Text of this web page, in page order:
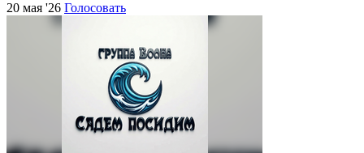
20 мая '26 Голосовать